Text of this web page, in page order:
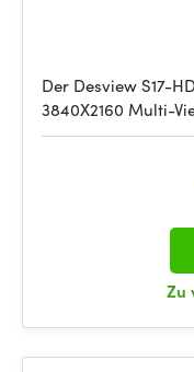
Der Desview S17-
3840X2160 Multi-
Zu